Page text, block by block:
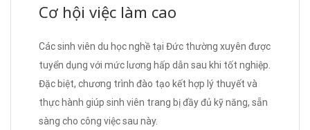
Cơ hội việc làm cao
Các sinh viên du học nghề tại Đức thường xuyên được
tuyển dụng với mức lương hấp dẫn sau khi tốt nghiệp.
Đặc biệt, chương trình đào tạo kết hợp lý thuyết và
thực hành giúp sinh viên trang bị đầy đủ kỹ năng, sẵn
sàng cho công việc sau này.